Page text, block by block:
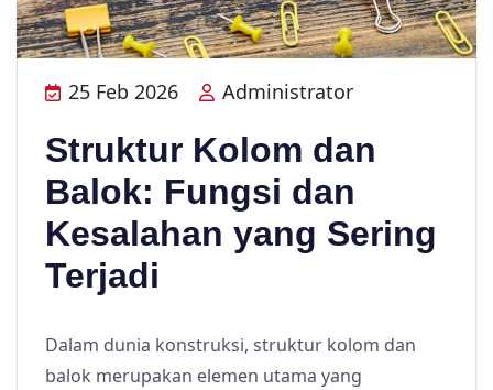
25 Feb 2026 Administrator
Struktur Kolom dan
Balok: Fungsi dan
Kesalahan yang Sering
Terjadi
Dalam dunia konstruksi, struktur kolom dan
balok merupakan elemen utama yang